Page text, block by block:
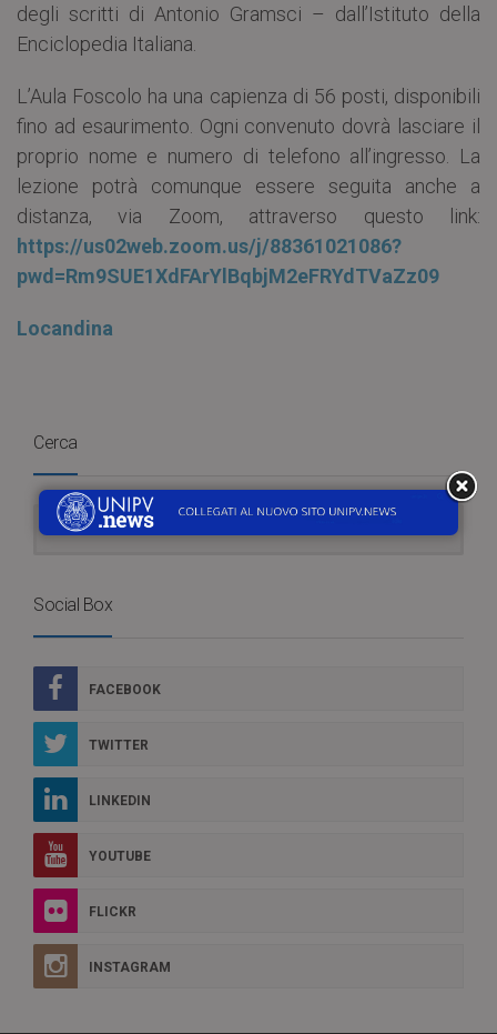
degli scritti di Antonio Gramsci – dall’Istituto della
Enciclopedia Italiana.
L’Aula Foscolo ha una capienza di 56 posti, disponibili
fino ad esaurimento. Ogni convenuto dovrà lasciare il
proprio nome e numero di telefono all’ingresso. La
lezione potrà comunque essere seguita anche a
distanza, via Zoom, attraverso questo link:
https://us02web.zoom.us/j/88361021086?
pwd=Rm9SUE1XdFArYlBqbjM2eFRYdTVaZz09
Locandina
Cerca
Social Box
FACEBOOK
TWITTER
LINKEDIN
YOUTUBE
FLICKR
INSTAGRAM